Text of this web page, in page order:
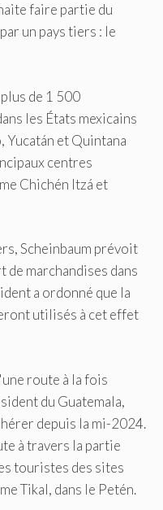
faire partie du
un pays tiers : le
de 1 500
les États mexicains
Yucatán et Quintana
centres
Chichén Itzá et
Scheinbaum prévoit
marchandises dans
a ordonné que la
utilisés à cet effet
route à la fois
du Guatemala,
depuis la mi-2024.
à travers la partie
touristes des sites
Tikal, dans le Petén.